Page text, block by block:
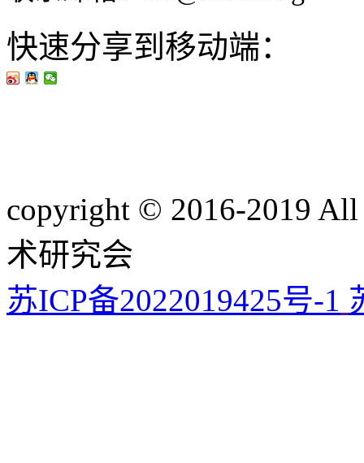
快速分享到移动端：
copyright © 2016-2019
术研究会
苏ICP备2022019425号-1